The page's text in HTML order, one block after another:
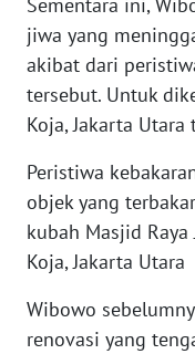
Sementara ini,
jiwa yang
akibat dari
tersebut. Untuk
Koja, Jakarta Utara
Peristiwa
objek yang
kubah Masjid
Koja, Jakarta Utara
Wibowo
renovasi yang
JAKARTA
WN
JABAR
BANTEN
WN
NTT
WN
KEPRI